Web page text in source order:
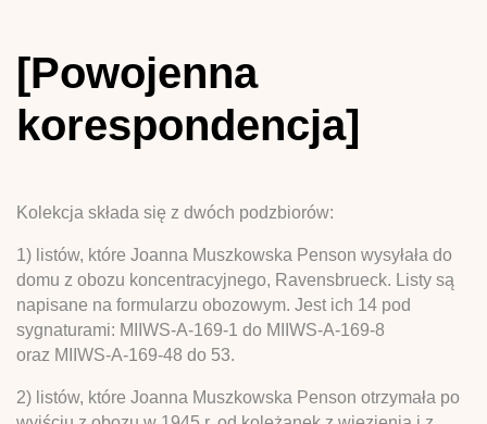
[Powojenna
korespondencja]
Kolekcja składa się z dwóch podzbiorów:
1) listów, które Joanna Muszkowska Penson wysyłała do
domu z obozu koncentracyjnego, Ravensbrueck. Listy są
napisane na formularzu obozowym. Jest ich 14 pod
sygnaturami: MIIWS-A-169-1 do MIIWS-A-169-8
oraz MIIWS-A-169-48 do 53.
2) listów, które Joanna Muszkowska Penson otrzymała po